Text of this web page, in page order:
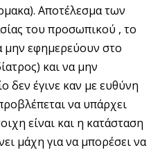
Αποτέλεσμα των
του προσωπικού , το
μην εφημερεύουν στο
και να μην
δεν έγινε καν με ευθύνη
να υπάρχει
είναι και η κατάσταση
μάχη για να μπορέσει να